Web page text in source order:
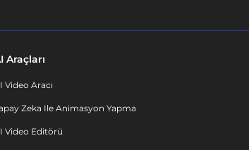
Araçları
Video Aracı
Zeka Ile Animasyon Yapma
Video Editörü